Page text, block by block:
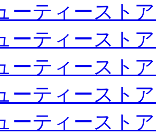
ーティースト
ーティースト
ーティースト
ーティースト
ーティースト